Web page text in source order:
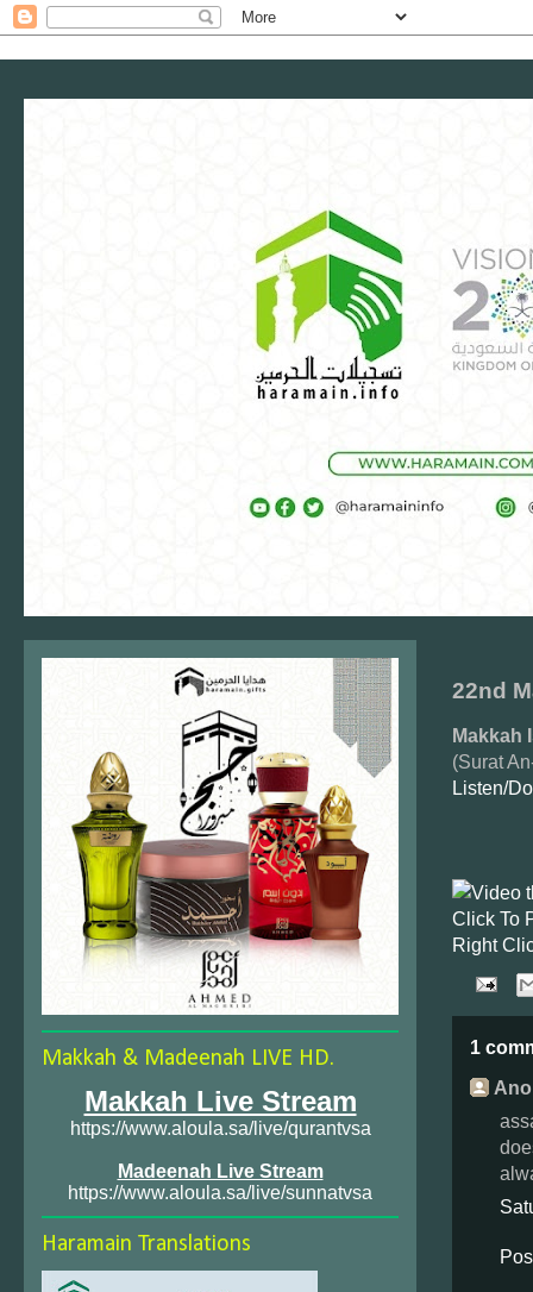
22nd
Makkah
(Surat
Listen/
Click To
Right
1
Makkah & Madeenah LIVE HD.
Makkah Live Stream
https://www.aloula.sa/live/qurantvsa
Madeenah Live Stream
https://www.aloula.sa/live/sunnatvsa
Haramain Translations